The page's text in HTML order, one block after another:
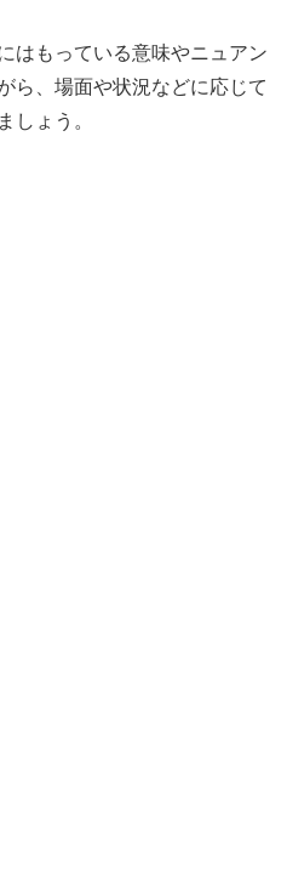
はもっている意味やニュアン
ら、場面や状況などに応じて
しょう。